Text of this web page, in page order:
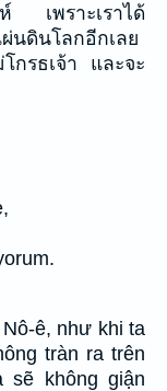
ห์ เพราะเราได้
นดินโลกอีกเลย
กรธเจ้า และจะ
ê, như khi ta
tràn ra trên
không giận